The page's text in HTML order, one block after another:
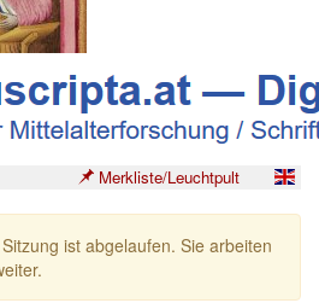
Merkliste/Leuchtpult
ist abgelaufen. Sie arbeiten